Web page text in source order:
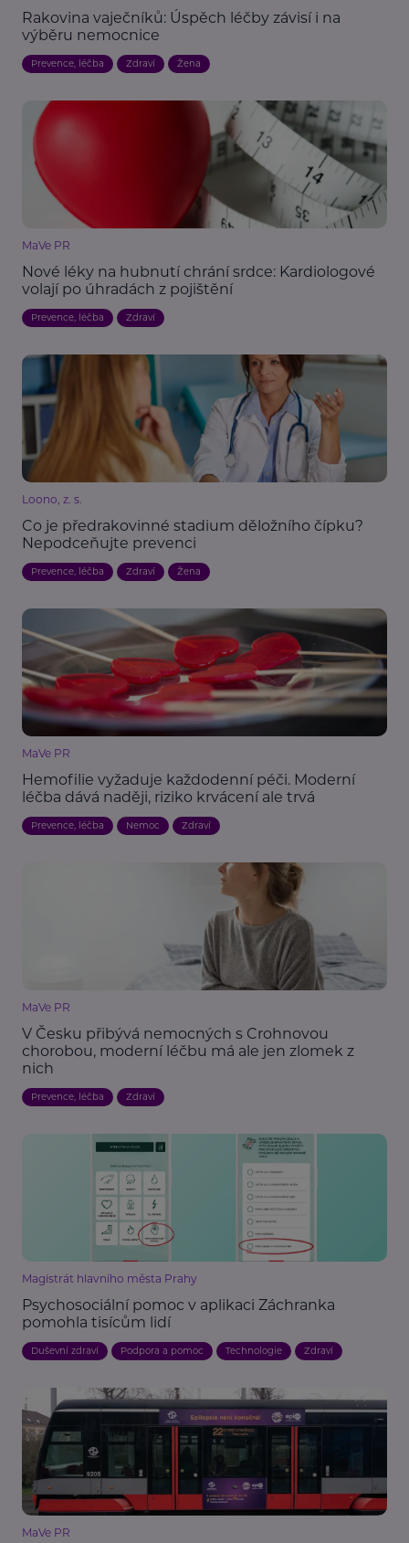
Rakovina vaječníků: Úspěch léčby závisí i na
výběru nemocnice
Prevence, léčba Zdraví Žena
MaVe PR
Nové léky na hubnutí chrání srdce: Kardiologové
volají po úhradách z pojištění
Prevence, léčba Zdraví
Loono, z. s.
Co je předrakovinné stadium děložního čípku?
Nepodceňujte prevenci
Prevence, léčba Zdraví Žena
MaVe PR
Hemofilie vyžaduje každodenní péči. Moderní
léčba dává naději, riziko krvácení ale trvá
Prevence, léčba Nemoc Zdraví
MaVe PR
V Česku přibývá nemocných s Crohnovou
chorobou, moderní léčbu má ale jen zlomek z
nich
Prevence, léčba Zdraví
Magistrát hlavního města Prahy
Psychosociální pomoc v aplikaci Záchranka
pomohla tisícům lidí
Duševní zdraví Podpora a pomoc Technologie Zdraví
MaVe PR